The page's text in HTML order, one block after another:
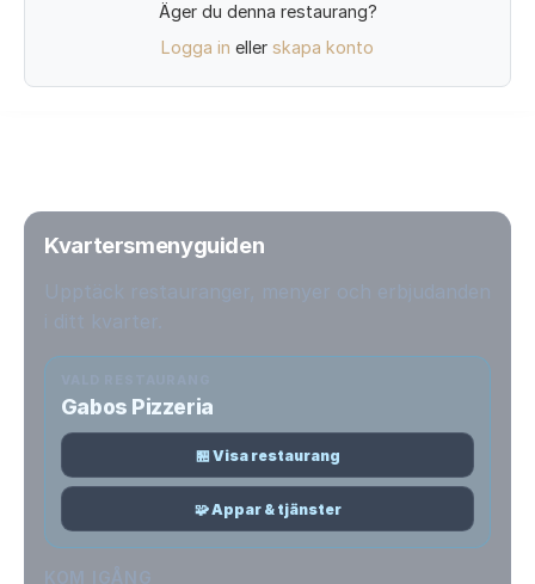
Äger du denna restaurang?
Logga in eller skapa konto
Kvartersmenyguiden
Gabos Pizzeria
🏪 Visa restaurang
🧩 Appar & tjänster